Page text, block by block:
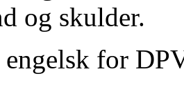
og skulder.
engelsk for